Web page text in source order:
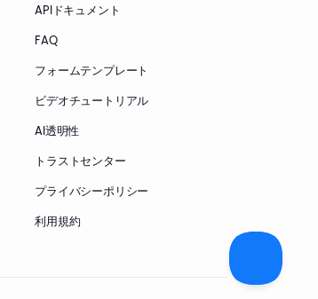
APIドキュメント
FAQ
フォームテンプレート
ビデオチュートリアル
AI透明性
トラストセンター
プライバシーポリシー
利用規約